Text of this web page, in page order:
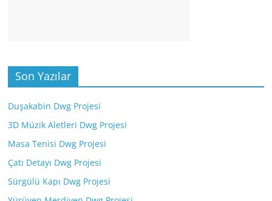
Son Yazılar
Duşakabin Dwg Projesi
3D Müzik Aletleri Dwg Projesi
Masa Tenisi Dwg Projesi
Çatı Detayı Dwg Projesi
Sürgülü Kapı Dwg Projesi